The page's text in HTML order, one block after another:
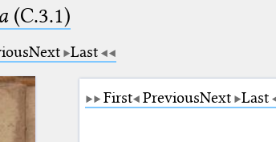
(C.3.1)
Next Last
First PreviousNext Last